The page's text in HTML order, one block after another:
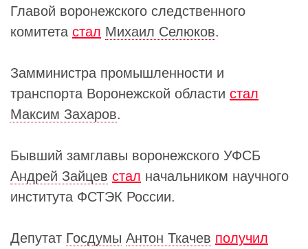
Главой воронежского следственного
комитета стал Михаил Селюков.
Замминистра промышленности и
транспорта Воронежской области стал
Максим Захаров.
Бывший замглавы воронежского УФСБ
Андрей Зайцев стал начальником научного
института ФСТЭК России.
Депутат Госдумы Антон Ткачев получил